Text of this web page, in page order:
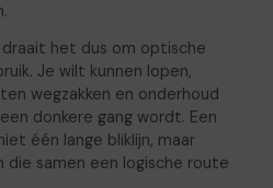
draait het dus om optische
Je wilt kunnen lopen,
wegzakken en onderhoud
donkere gang wordt. Een
één lange bliklijn, maar
die samen een logische route